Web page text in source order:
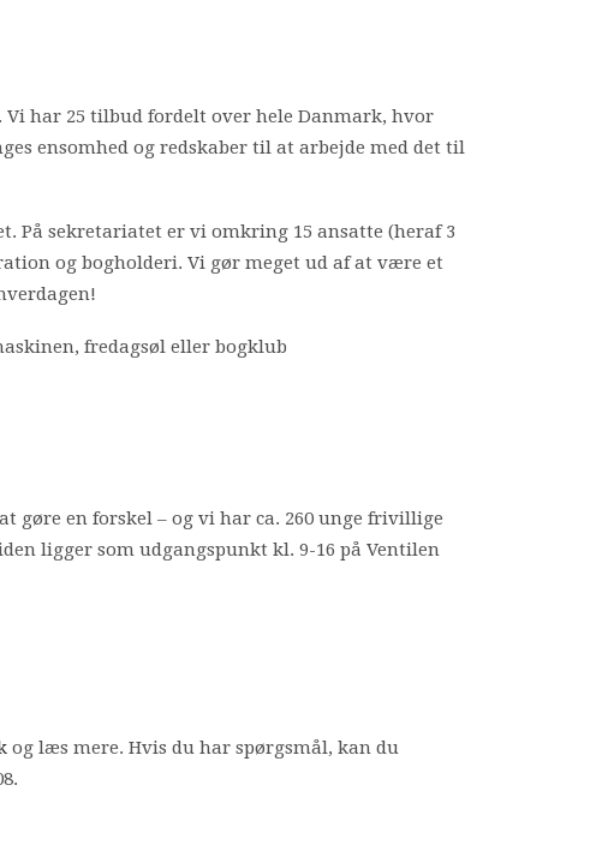
har 25 tilbud fordelt over hele Danmark, hvor
ensomhed og redskaber til at arbejde med det til
På sekretariatet er vi omkring 15 ansatte (heraf 3
og bogholderi. Vi gør meget ud af at være et
fredagsøl eller bogklub
gøre en forskel – og vi har ca. 260 unge frivillige
ligger som udgangspunkt kl. 9-16 på Ventilen
og læs mere. Hvis du har spørgsmål, kan du